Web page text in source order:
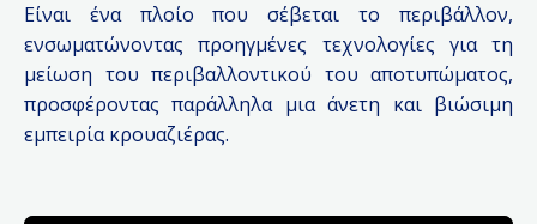
Είναι ένα πλοίο που σέβεται το περιβάλλον,
ενσωματώνοντας προηγμένες τεχνολογίες για τη
μείωση του περιβαλλοντικού του αποτυπώματος,
προσφέροντας παράλληλα μια άνετη και βιώσιμη
εμπειρία κρουαζιέρας.